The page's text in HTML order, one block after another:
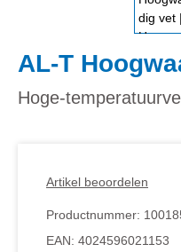
AL-T
Hoge-
Artikel beoordelen
Productnummer:
EAN: 4024596021153